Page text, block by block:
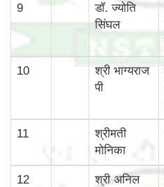
9
डॉ. ज्योति
सिंघल
10
श्री भाग्‍यराज
पी
11
श्रीमती
मोनिका
12
श्री अनिल